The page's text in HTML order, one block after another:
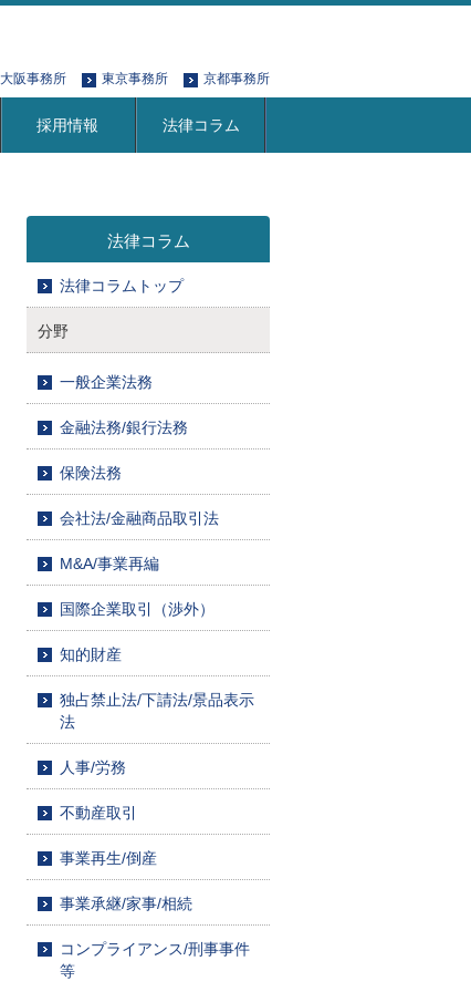
大阪事務所 東京事務所 京都事務所
採用情報 法律コラム
法律コラム
法律コラムトップ
分野
一般企業法務
金融法務/銀行法務
保険法務
会社法/金融商品取引法
M&A/事業再編
国際企業取引（渉外）
知的財産
独占禁止法/下請法/景品表示
法
人事/労務
不動産取引
事業再生/倒産
事業承継/家事/相続
コンプライアンス/刑事事件
等